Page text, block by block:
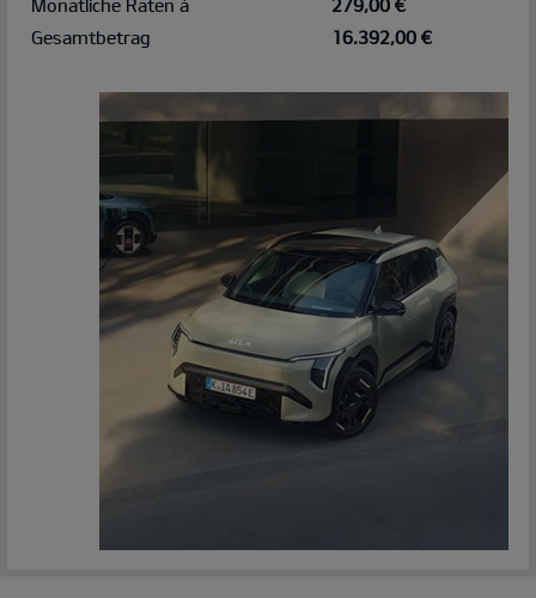
Monatliche Raten à
279,00 €
Gesamtbetrag
16.392,00 €